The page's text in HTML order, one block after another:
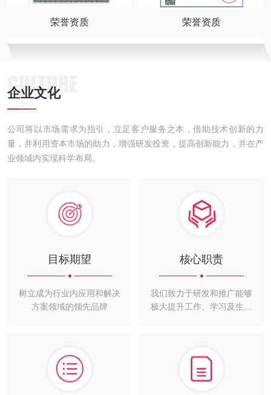
荣誉资质 荣誉资质
CULTURE
企业文化
公司将以市场需求为指引，立足客户服务之本，借助技术创新的力
量，并利用资本市场的助力，增强研发投资，提高创新能力，并在产
业领域内实现科学布局。
目标期望
树立成为行业内应用和解决
方案领域的领先品牌
核心职责
我们致力于研发和推广能够
极大提升工作、学习及生活